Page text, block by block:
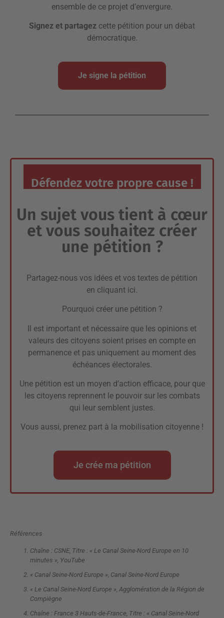
ensemble de ce projet d’envergure.
Signez et partagez cette pétition pour un débat
démocratique.
Je signe la pétition
Défendez votre propre cause !
Un sujet vous tient à cœur
et vous souhaitez créer
une pétition ?
Partagez-nous vos idées et vos textes de pétition
en cliquant ici.
Pourquoi créer une pétition ?
Il est important et nécessaire que les opinions et
valeurs des citoyens soient prises en compte en
permanence et pas uniquement au moment des
échéances électorales.
Une pétition est un moyen d’action efficace, pour que
les citoyens reprennent le pouvoir sur les combats
qui leur semblent justes.
Vous aussi, prenez part à la mobilisation citoyenne !
Je crée ma pétition
Références
Chaîne : CSNE, Titre : « Le Canal Seine-Nord Europe en 10
minutes », YouTube
« Canal Seine-Nord Europe », Canal Seine-Nord Europe
« Le Canal Seine-Nord Europe », Agglomération de la Région de
Compiègne
Chaîne : France 3 Hauts-de-France, Titre : « Canal Seine-Nord